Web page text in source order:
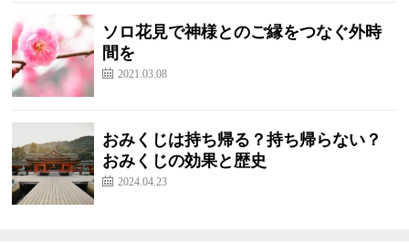
ソロ花見で神様とのご縁をつなぐ外時
間を
2021.03.08
おみくじは持ち帰る？持ち帰らない？
おみくじの効果と歴史
2024.04.23